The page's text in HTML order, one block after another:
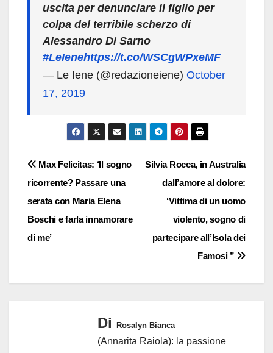
uscita per denunciare il figlio per
colpa del terribile scherzo di
Alessandro Di Sarno
#LeIenehttps://t.co/WSCgWPxeMF
— Le Iene (@redazioneiene) October
17, 2019
Navigazione
articoli
Silvia Rocca, in Australia
dall’amore al dolore:
‘Vittima di un uomo
violento, sogno di
partecipare all’Isola dei
Famosi ”
Max Felicitas: ‘Il sogno
ricorrente? Passare una
serata con Maria Elena
Boschi e farla innamorare
di me’
Di Rosalyn Bianca
(Annarita Raiola): la passione